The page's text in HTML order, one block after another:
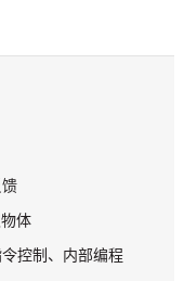
馈
体
控制、内部编程